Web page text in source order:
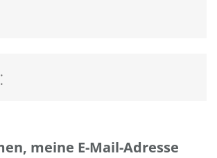
meine E-Mail-Adresse